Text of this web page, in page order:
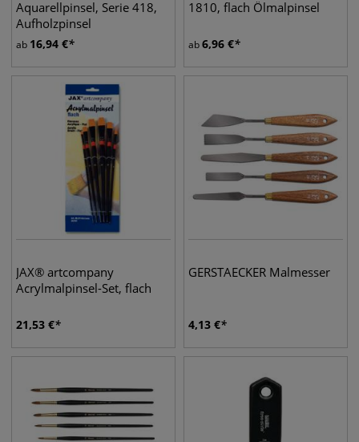
Aquarellpinsel, Serie 418,
Aufholzpinsel
ab 16,94 €
1810, flach Ölmalpinsel
ab6,96 €
JAX® artcompany
Acrylmalpinsel-Set, flach
21,53 €
GERSTAECKER Malmesser
4,13 €